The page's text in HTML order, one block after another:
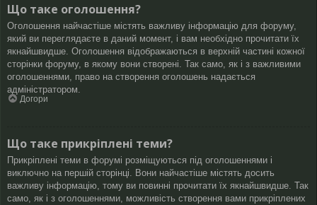
Що таке оголошення?
Оголошення найчастіше містять важливу інформацію для форуму,
який ви переглядаєте в даний момент, і вам необхідно прочитати їх
якнайшвидше. Оголошення відображаються в верхній частині кожної
сторінки форуму, в якому вони створені. Так само, як і з важливими
оголошеннями, право на створення оголошень надається
адміністратором.
Догори
Що таке прикріплені теми?
Прикріплені теми в форумі розміщуються під оголошеннями і
виключно на першій сторінці. Вони найчастіше містять досить
важливу інформацію, тому ви повинні прочитати їх якнайшвидше. Так
само, як і з оголошеннями, можливість створення вами прикріплених